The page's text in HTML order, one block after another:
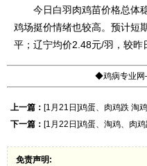
今日白羽肉鸡苗价格总体稳
鸡场挺价情绪也较高。预计短
平；辽宁均价2.48元/羽，较昨
◆鸡病专业网
上一篇： [1月21日]鸡蛋、肉鸡跌 淘
下一篇： [1月22日]鸡蛋、淘鸡、肉
免责声明: